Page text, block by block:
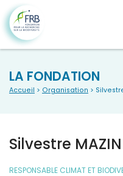
LA FONDATION
Accueil > Organisation >
Silvestre MAZIN
RESPONSABLE CLIMAT ET